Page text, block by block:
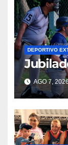
DEPORTIVO
AGO 7,